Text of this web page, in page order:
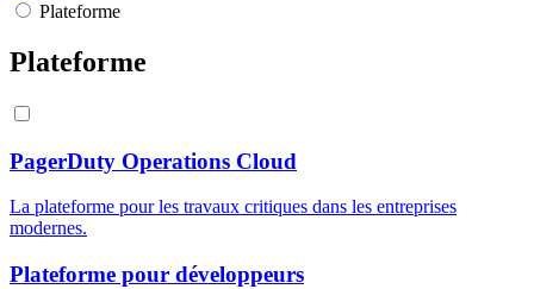
Plateforme
Plateforme
PagerDuty Operations Cloud
La plateforme pour les travaux critiques dans les entreprises
modernes.
Plateforme pour développeurs